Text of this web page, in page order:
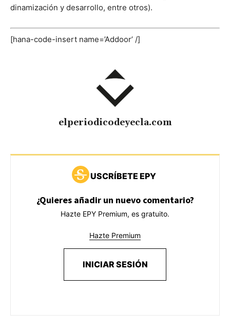
dinamización y desarrollo, entre otros).
[hana-code-insert name=’Addoor’ /]
elperiodicodeyecla.com
USCRÍBETE EPY
¿Quieres añadir un nuevo comentario?
Hazte EPY Premium, es gratuito.
Hazte Premium
INICIAR SESIÓN